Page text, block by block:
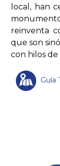
local, han
reinventa
que son
con hilos
Guía